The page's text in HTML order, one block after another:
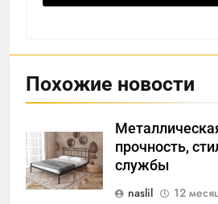
Похожие новости
прочность,
службы
naslil
12